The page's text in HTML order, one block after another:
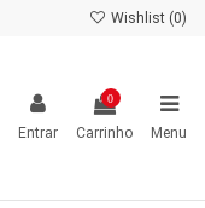
Wishlist (0)
Entrar
0
Carrinho Menu